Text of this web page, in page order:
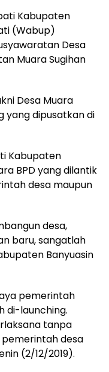
Kabupaten
(Wabup)
Desa
Muara Sugihan
Desa Muara
yang dipusatkan di
Kabupaten
BPD yang dilantik
desa maupun
desa,
baru, sangatlah
Banyuasin
pemerintah
di-launching.
tanpa
pemerintah desa
(2/12/2019).